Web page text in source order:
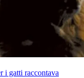
i gatti raccontava